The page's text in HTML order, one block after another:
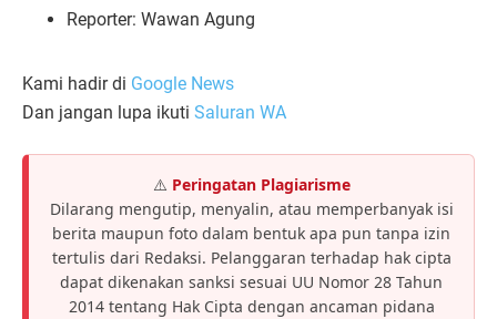
Reporter: Wawan Agung
Kami hadir di Google News
Dan jangan lupa ikuti Saluran WA
⚠️ Peringatan Plagiarisme
Dilarang mengutip, menyalin, atau memperbanyak isi
berita maupun foto dalam bentuk apa pun tanpa izin
tertulis dari Redaksi. Pelanggaran terhadap hak cipta
dapat dikenakan sanksi sesuai UU Nomor 28 Tahun
2014 tentang Hak Cipta dengan ancaman pidana